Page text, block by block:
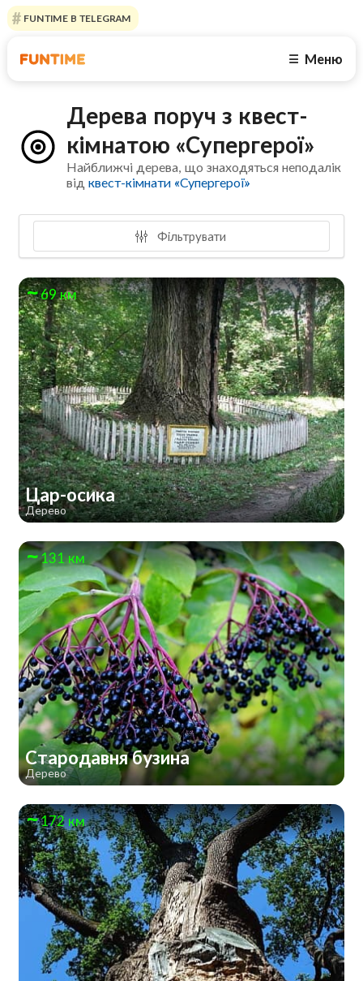
FUNTIME В TELEGRAM
☰ Меню
Дерева поруч з квест-
кімнатою «Супергерої»
Найближчі дерева, що знаходяться неподалік
відквест-кімнати «Супергерої»
Фільтрувати
69 км
Цар-осика
Дерево
131 км
Стародавня бузина
Дерево
172 км